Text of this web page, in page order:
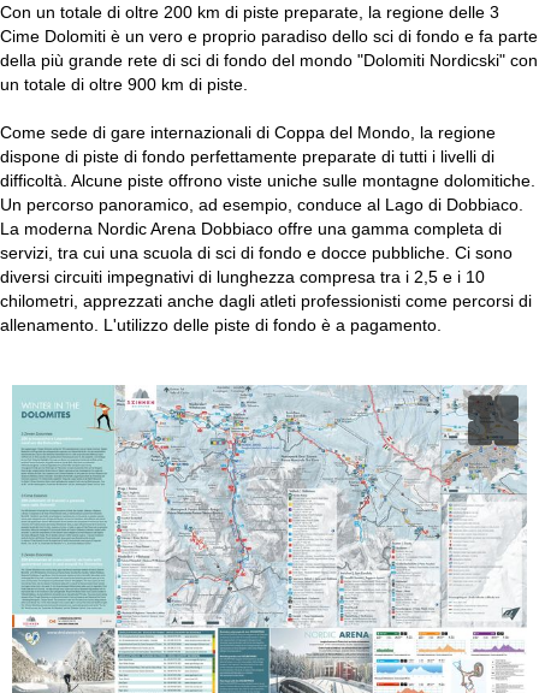
g
Con un totale di oltre 200 km di piste preparate, la regione delle 3
Cime Dolomiti è un vero e proprio paradiso dello sci di fondo e fa parte
della più grande rete di sci di fondo del mondo "Dolomiti Nordicski" con
un totale di oltre 900 km di piste.
Come sede di gare internazionali di Coppa del Mondo, la regione
dispone di piste di fondo perfettamente preparate di tutti i livelli di
difficoltà. Alcune piste offrono viste uniche sulle montagne dolomitiche.
Un percorso panoramico, ad esempio, conduce al Lago di Dobbiaco.
La moderna Nordic Arena Dobbiaco offre una gamma completa di
servizi, tra cui una scuola di sci di fondo e docce pubbliche. Ci sono
diversi circuiti impegnativi di lunghezza compresa tra i 2,5 e i 10
chilometri, apprezzati anche dagli atleti professionisti come percorsi di
allenamento. L'utilizzo delle piste di fondo è a pagamento.